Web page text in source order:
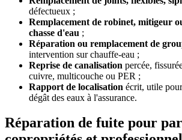
défectueux ;
Remplacement de robinet, mitigeur
chasse d'eau ;
Réparation ou remplacement de
intervention sur chauffe-eau ;
Reprise de canalisation percée,
cuivre, multicouche ou PER ;
Rapport de localisation écrit, utile
dégât des eaux à l'assurance.
Réparation de fuite pour